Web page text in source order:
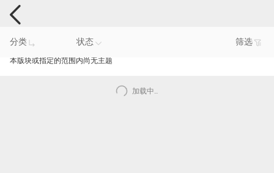
智能产品反馈
分类 状态 筛选
本版块或指定的范围内尚无主题
加载中..